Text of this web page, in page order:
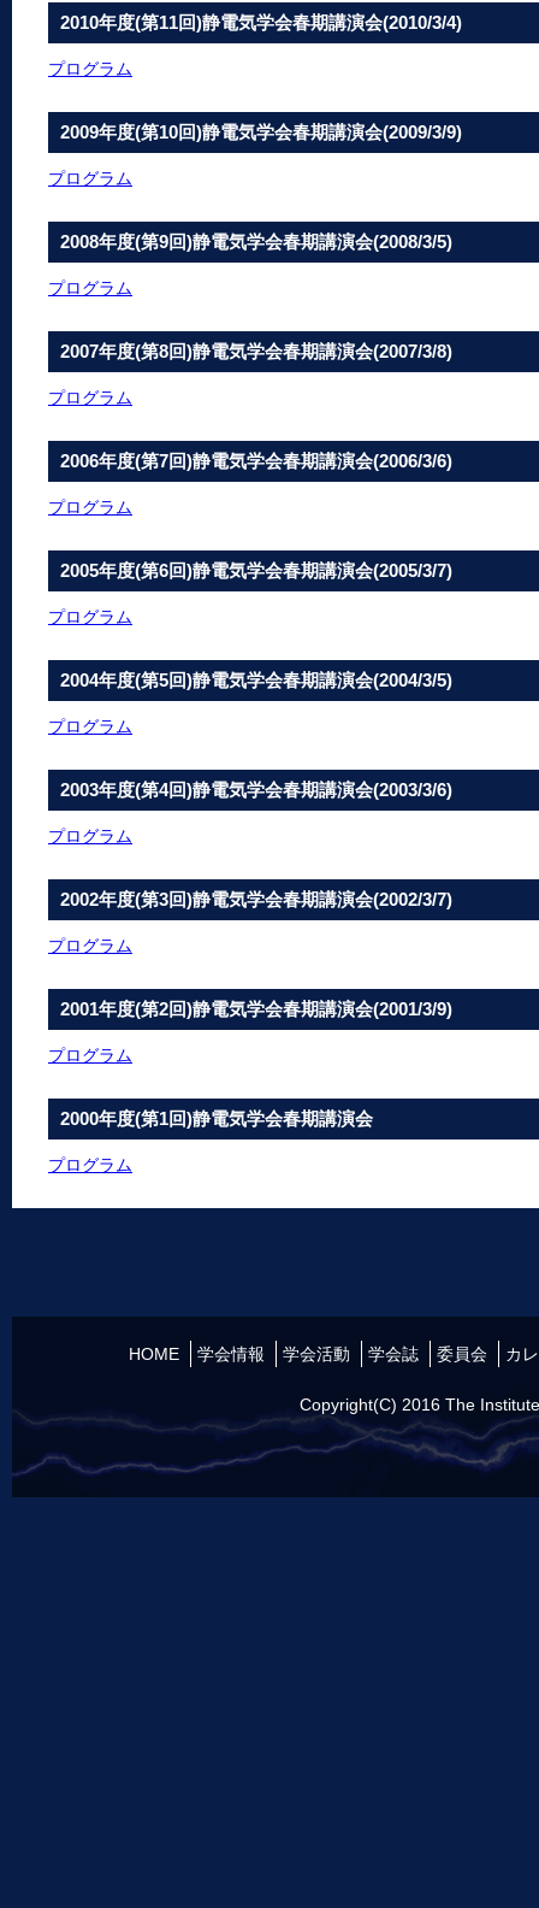
2010年度(第11回)静電気学会春期講演会(2010/3/4)
プログラム
2009年度(第10回)静電気学会春期講演会(2009/3/9)
プログラム
2008年度(第9回)静電気学会春期講演会(2008/3/5)
プログラム
2007年度(第8回)静電気学会春期講演会(2007/3/8)
プログラム
2006年度(第7回)静電気学会春期講演会(2006/3/6)
プログラム
2005年度(第6回)静電気学会春期講演会(2005/3/7)
プログラム
2004年度(第5回)静電気学会春期講演会(2004/3/5)
プログラム
2003年度(第4回)静電気学会春期講演会(2003/3/6)
プログラム
2002年度(第3回)静電気学会春期講演会(2002/3/7)
プログラム
2001年度(第2回)静電気学会春期講演会(2001/3/9)
プログラム
2000年度(第1回)静電気学会春期講演会
プログラム
HOME 学会情報 学会活動 学会誌 委員会 カ
Copyright(C) 2016 The